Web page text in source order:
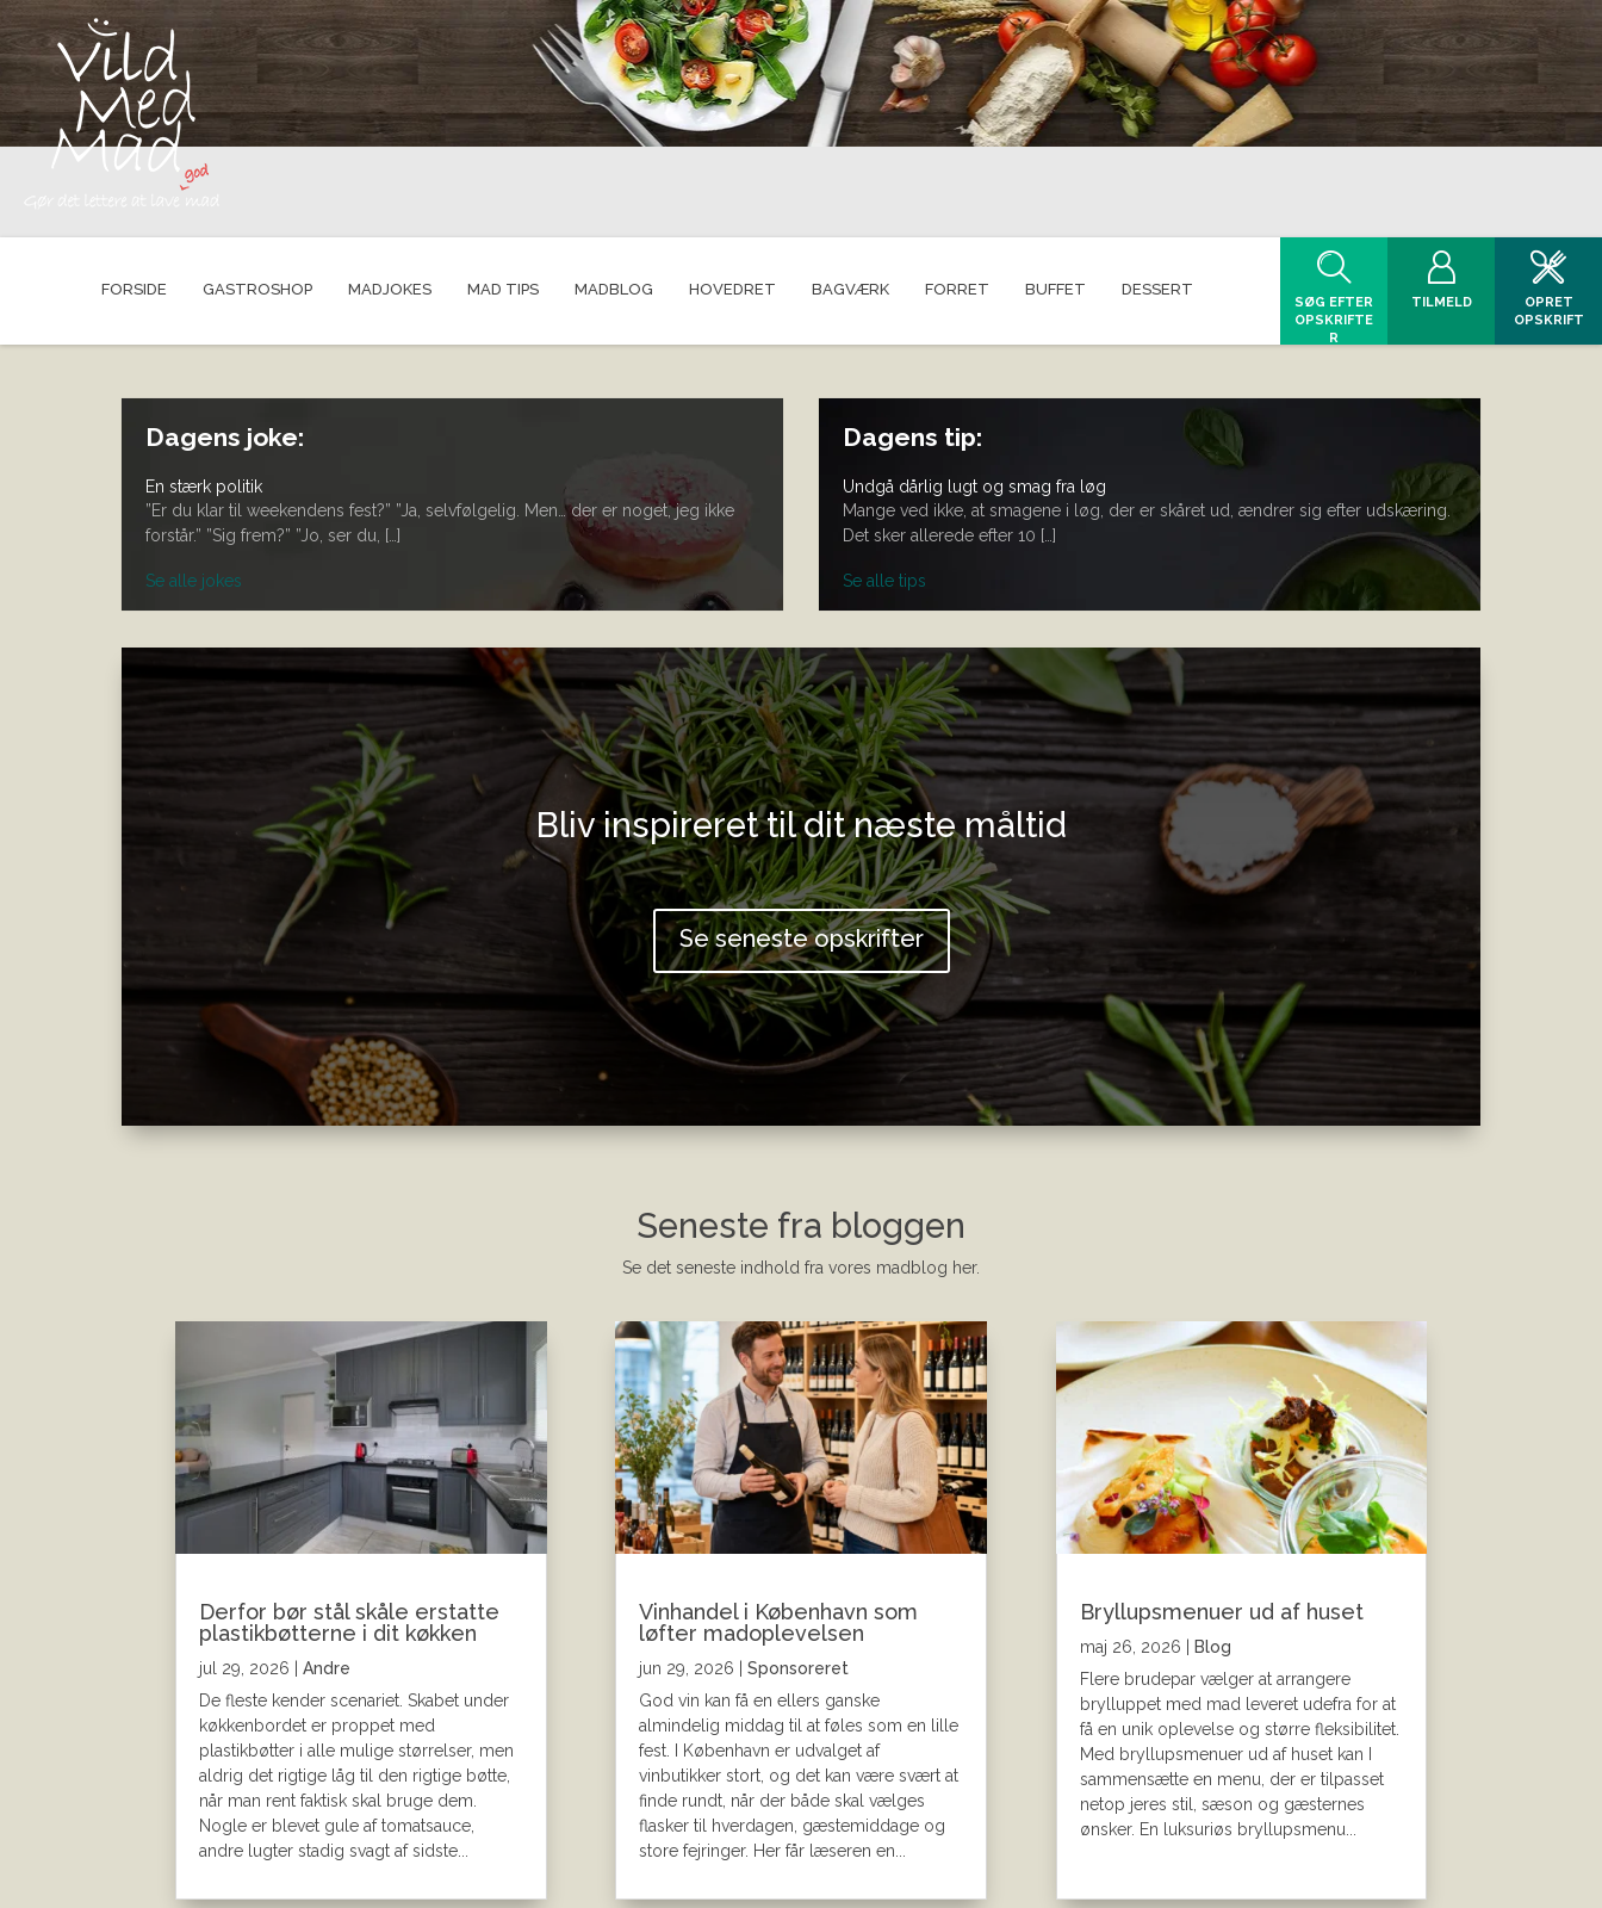
FORSIDE GASTROSHOP MADJOKES MAD TIPS MADBLOG HOVEDRET BAGVÆRK FORRET BUFFET DESSERT
SØG EFTER
OPSKRIFTE
R
TILMELD
OPRET
OPSKRIFT
Dagens joke:
En stærk politik
”Er du klar til weekendens fest?” ”Ja, selvfølgelig. Men… der er noget, jeg ikke
forstår.” ”Sig frem?” ”Jo, ser du, […]
Se alle jokes
Dagens tip:
Undgå dårlig lugt og smag fra løg
Mange ved ikke, at smagene i løg, der er skåret ud, ændrer sig efter udskæring.
Det sker allerede efter 10 […]
Se alle tips
Bliv inspireret til dit næste måltid
Se seneste opskrifter
Seneste fra bloggen
Se det seneste indhold fra vores madblog her.
Derfor bør stål skåle erstatte
plastikbøtterne i dit køkken
jul 29, 2026
Andre
De fleste kender scenariet. Skabet under
køkkenbordet er proppet med
plastikbøtter i alle mulige størrelser, men
aldrig det rigtige låg til den rigtige bøtte,
når man rent faktisk skal bruge dem.
Nogle er blevet gule af tomatsauce,
andre lugter stadig svagt af sidste...
Vinhandel i København som
løfter madoplevelsen
jun 29, 2026 |Sponsoreret
God vin kan få en ellers ganske
almindelig middag til at føles som en lille
fest. I København er udvalget af
vinbutikker stort, og det kan være svært at
finde rundt, når der både skal vælges
flasker til hverdagen, gæstemiddage og
store fejringer. Her får læseren en...
Bryllupsmenuer ud af huset
maj 26, 2026
Blog
Flere brudepar vælger at arrangere
brylluppet med mad leveret udefra for at
få en unik oplevelse og større fleksibilitet.
Med bryllupsmenuer ud af huset kan I
sammensætte en menu, der er tilpasset
netop jeres stil, sæson og gæsternes
ønsker. En luksuriøs bryllupsmenu...